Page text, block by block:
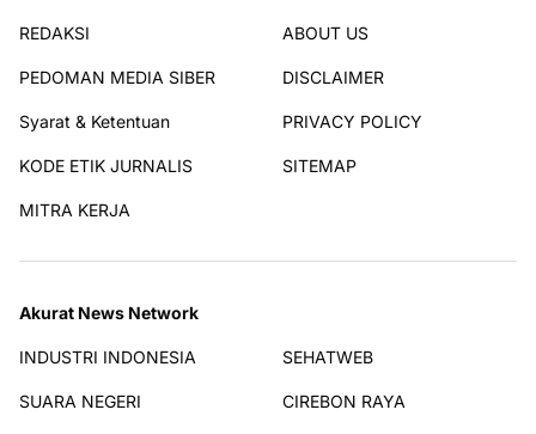
REDAKSI ABOUT US
PEDOMAN MEDIA SIBER DISCLAIMER
Syarat & Ketentuan PRIVACY POLICY
KODE ETIK JURNALIS SITEMAP
MITRA KERJA
Akurat News Network
INDUSTRI INDONESIA SEHATWEB
SUARA NEGERI CIREBON RAYA